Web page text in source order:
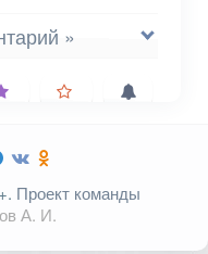
»
поля
Проект команды
А. И.